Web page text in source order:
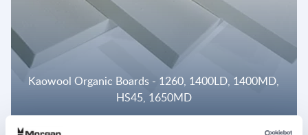
Kaowool Organic Boards - 1260, 1400LD, 1400MD,
HS45, 1650MD